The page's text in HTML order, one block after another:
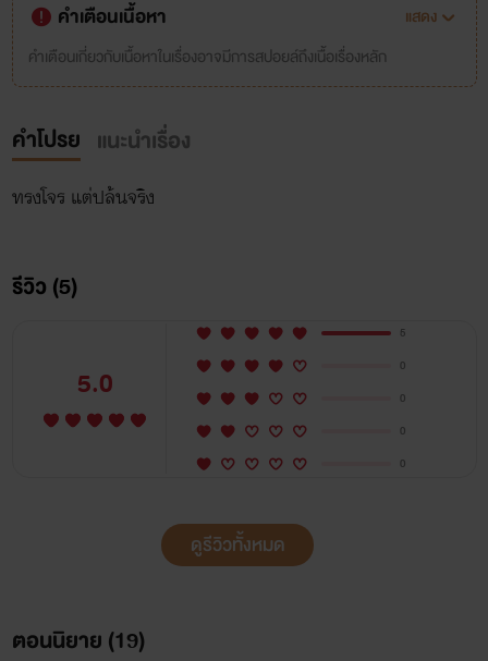
คำเตือนเนื้อหา
แสดง
คำเตือนเกี่ยวกับเนื้อหาในเรื่องอาจมีการสปอยล์ถึงเนื้อเรื่องหลัก
คำโปรย แนะนำเรื่อง
ทรงโจร แต่ปล้นจริง
รีวิว (5)
5.0
5
0
0
0
0
ดูรีวิวทั้งหมด
ตอนนิยาย (19)